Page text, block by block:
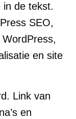
in de tekst.
SEO,
en site
Link van
en